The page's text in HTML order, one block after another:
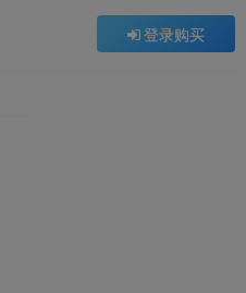
登录购买